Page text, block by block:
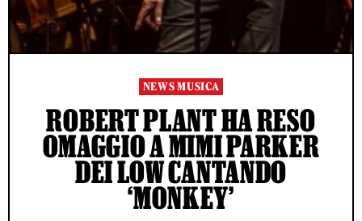
NEWS MUSICA
ROBERT PLANT HA RESO
OMAGGIO A MIMI PARKER
DEI LOW CANTANDO
‘MONKEY’